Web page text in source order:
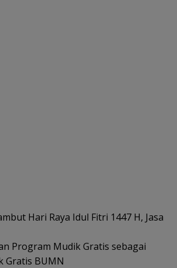
Hari Raya Idul Fitri 1447 H, Jasa
Program Mudik Gratis sebagai
Gratis BUMN